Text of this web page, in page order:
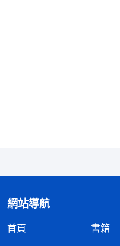
的是不可相合的兩類受
網站導航
首頁 書籍